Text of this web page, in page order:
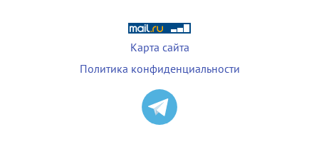
Карта сайта
Политика конфиденциальности